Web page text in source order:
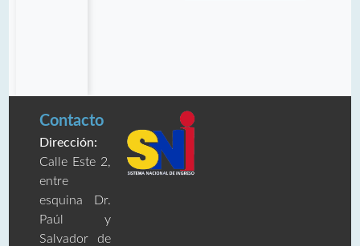
Contacto
Dirección:
Calle Este 2,
entre
esquina Dr.
Paúl y
Salvador de